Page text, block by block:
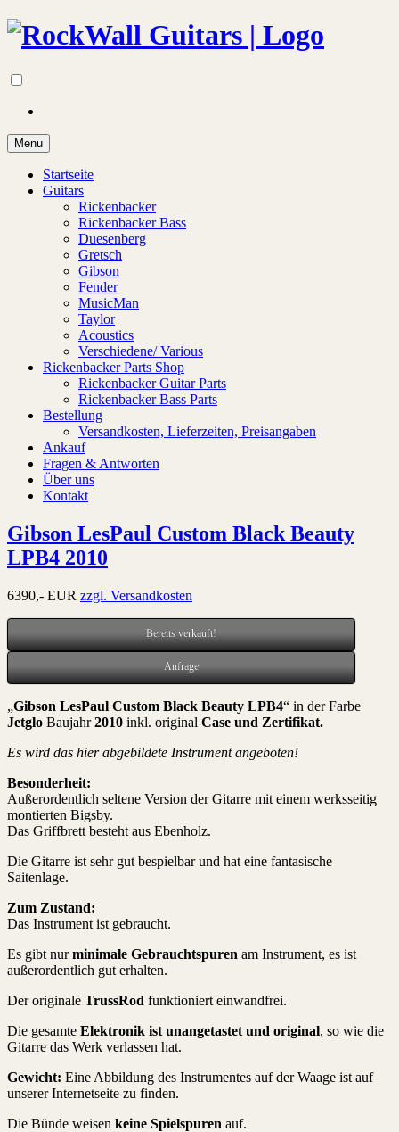
Menu
Startseite
Guitars
Rickenbacker
Rickenbacker Bass
Duesenberg
Gretsch
Gibson
Fender
MusicMan
Taylor
Acoustics
Verschiedene/ Various
Rickenbacker Parts Shop
Rickenbacker Guitar Parts
Rickenbacker Bass Parts
Bestellung
Versandkosten, Lieferzeiten, Preisangaben
Ankauf
Fragen & Antworten
Über uns
Kontakt
Gibson LesPaul Custom Black Beauty
LPB4 2010
6390,- EUR zzgl. Versandkosten
Bereits verkauft!
Anfrage
„Gibson LesPaul Custom Black Beauty LPB4“ in der Farbe
Jetglo Baujahr2010 inkl. original Case und Zertifikat.
Es wird das hier abgebildete Instrument angeboten!
Besonderheit:
Außerordentlich seltene Version der Gitarre mit einem werksseitig
montierten Bigsby.
Das Griffbrett besteht aus Ebenholz.
Die Gitarre ist sehr gut bespielbar und hat eine fantasische
Saitenlage.
Zum Zustand:
Das Instrument ist gebraucht.
Es gibt nurminimale Gebrauchtspuren am Instrument, es ist
außerordentlich gut erhalten.
Der originale TrussRod funktioniert einwandfrei.
Die gesamte Elektronik ist unangetastet und original, so wie die
Gitarre das Werk verlassen hat.
Gewicht: Eine Abbildung des Instrumentes auf der Waage ist auf
unserer Internetseite zu finden.
Die Bünde weisen keine Spielspuren auf.